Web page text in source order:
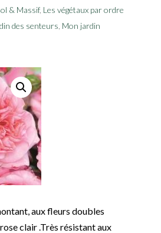
& Massif, Les végétaux par ordre
des senteurs Mon jardin
aux fleurs doubles
clair .Très résistant aux